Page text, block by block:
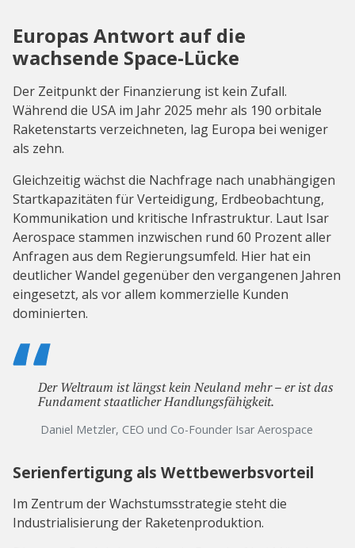
Europas Antwort auf die
wachsende Space-Lücke
Der Zeitpunkt der Finanzierung ist kein Zufall.
Während die USA im Jahr 2025 mehr als 190 orbitale
Raketenstarts verzeichneten, lag Europa bei weniger
als zehn.
Gleichzeitig wächst die Nachfrage nach unabhängigen
Startkapazitäten für Verteidigung, Erdbeobachtung,
Kommunikation und kritische Infrastruktur. Laut Isar
Aerospace stammen inzwischen rund 60 Prozent aller
Anfragen aus dem Regierungsumfeld. Hier hat ein
deutlicher Wandel gegenüber den vergangenen Jahren
eingesetzt, als vor allem kommerzielle Kunden
dominierten.
Der Weltraum ist längst kein Neuland mehr – er ist das
Fundament staatlicher Handlungsfähigkeit.
Daniel Metzler, CEO und Co-Founder Isar Aerospace
Serienfertigung als Wettbewerbsvorteil
Im Zentrum der Wachstumsstrategie steht die
Industrialisierung der Raketenproduktion.